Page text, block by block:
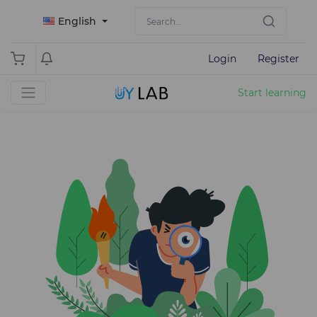
English
Login Register
Start learning